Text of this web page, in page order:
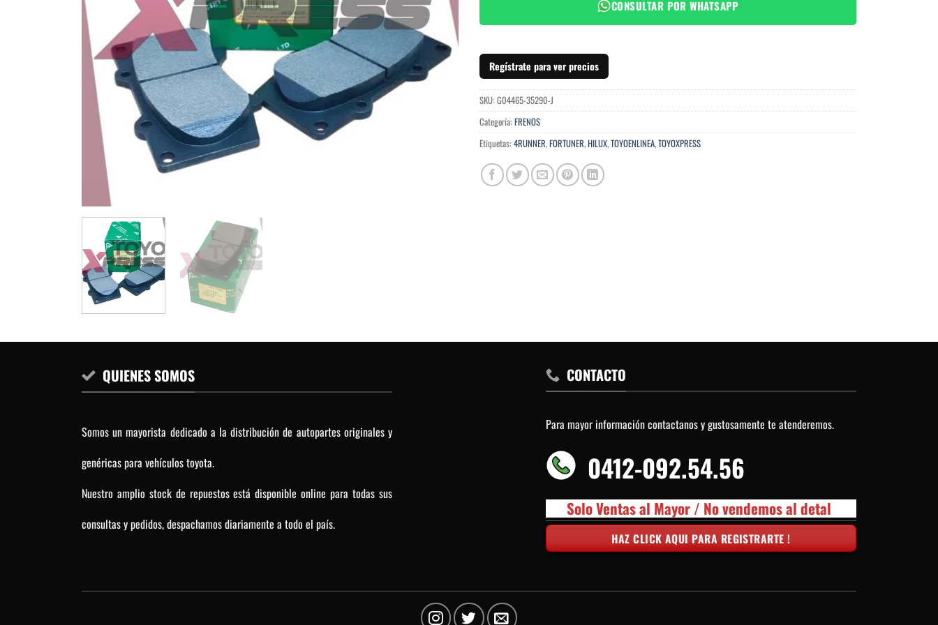
CONSULTAR POR WHATSAPP
Regístrate para ver precios
SKU: G04465-35290-J
Categoría: FRENOS
Etiquetas: 4RUNNER,FORTUNER,HILUX,TOYOENLINEA,TOYOXPRESS
QUIENES SOMOS
Somos un mayorista dedicado a la distribución de autopartes originales y
genéricas para vehículos toyota.
Nuestro amplio stock de repuestos está disponible online para todas sus
consultas y pedidos, despachamos diariamente a todo el país.
CONTACTO
Para mayor información contactanos y gustosamente te atenderemos.
0412-092.54.56
Solo Ventas al Mayor / No vendemos al detal
HAZ CLICK AQUI PARA REGISTRARTE !